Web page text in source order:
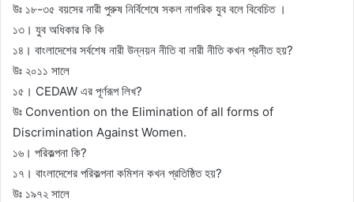
উঃ ১৮-৩৫ বয়সের নারী পুরুষ নির্বিশেষে সকল নাগরিক যুব বলে বিবেচিত ।
১৩। যুব অধিকার কি কি
১৪। বাংলাদেশের সর্বশেষ নারী উন্নয়ন নীতি বা নারী নীতি কখন প্রনীত হয়?
উঃ ২০১১ সালে
১৫। CEDAW এর পূর্ণরূপ লিখ?
উঃ Convention on the Elimination of all forms of
Discrimination Against Women.
১৬। পরিকল্পনা কি?
১৭। বাংলাদেশের পরিকল্পনা কমিশন কখন প্রতিষ্ঠিত হয়?
উঃ ১৯৭২ সালে